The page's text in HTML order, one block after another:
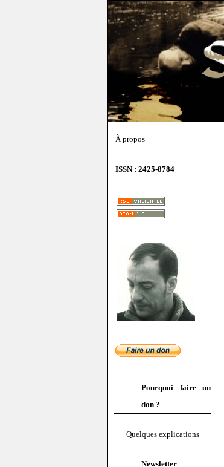
À propos
ISSN : 2425-8784
Pourquoi faire un
don ?
Quelques explications
Newsletter